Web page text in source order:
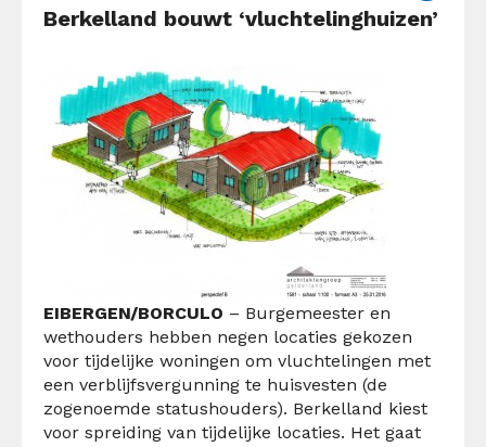
Berkelland bouwt ‘vluchtelinghuizen’
EIBERGEN/BORCULO – Burgemeester en
wethouders hebben negen locaties gekozen
voor tijdelijke woningen om vluchtelingen met
een verblijfsvergunning te huisvesten (de
zogenoemde statushouders). Berkelland kiest
voor spreiding van tijdelijke locaties. Het gaat